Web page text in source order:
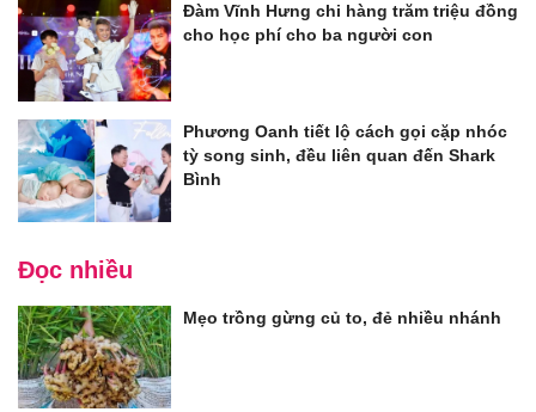
Đàm Vĩnh Hưng chi hàng trăm triệu đồng
cho học phí cho ba người con
Phương Oanh tiết lộ cách gọi cặp nhóc
tỳ song sinh, đều liên quan đến Shark
Bình
Đọc nhiều
Mẹo trồng gừng củ to, đẻ nhiều nhánh